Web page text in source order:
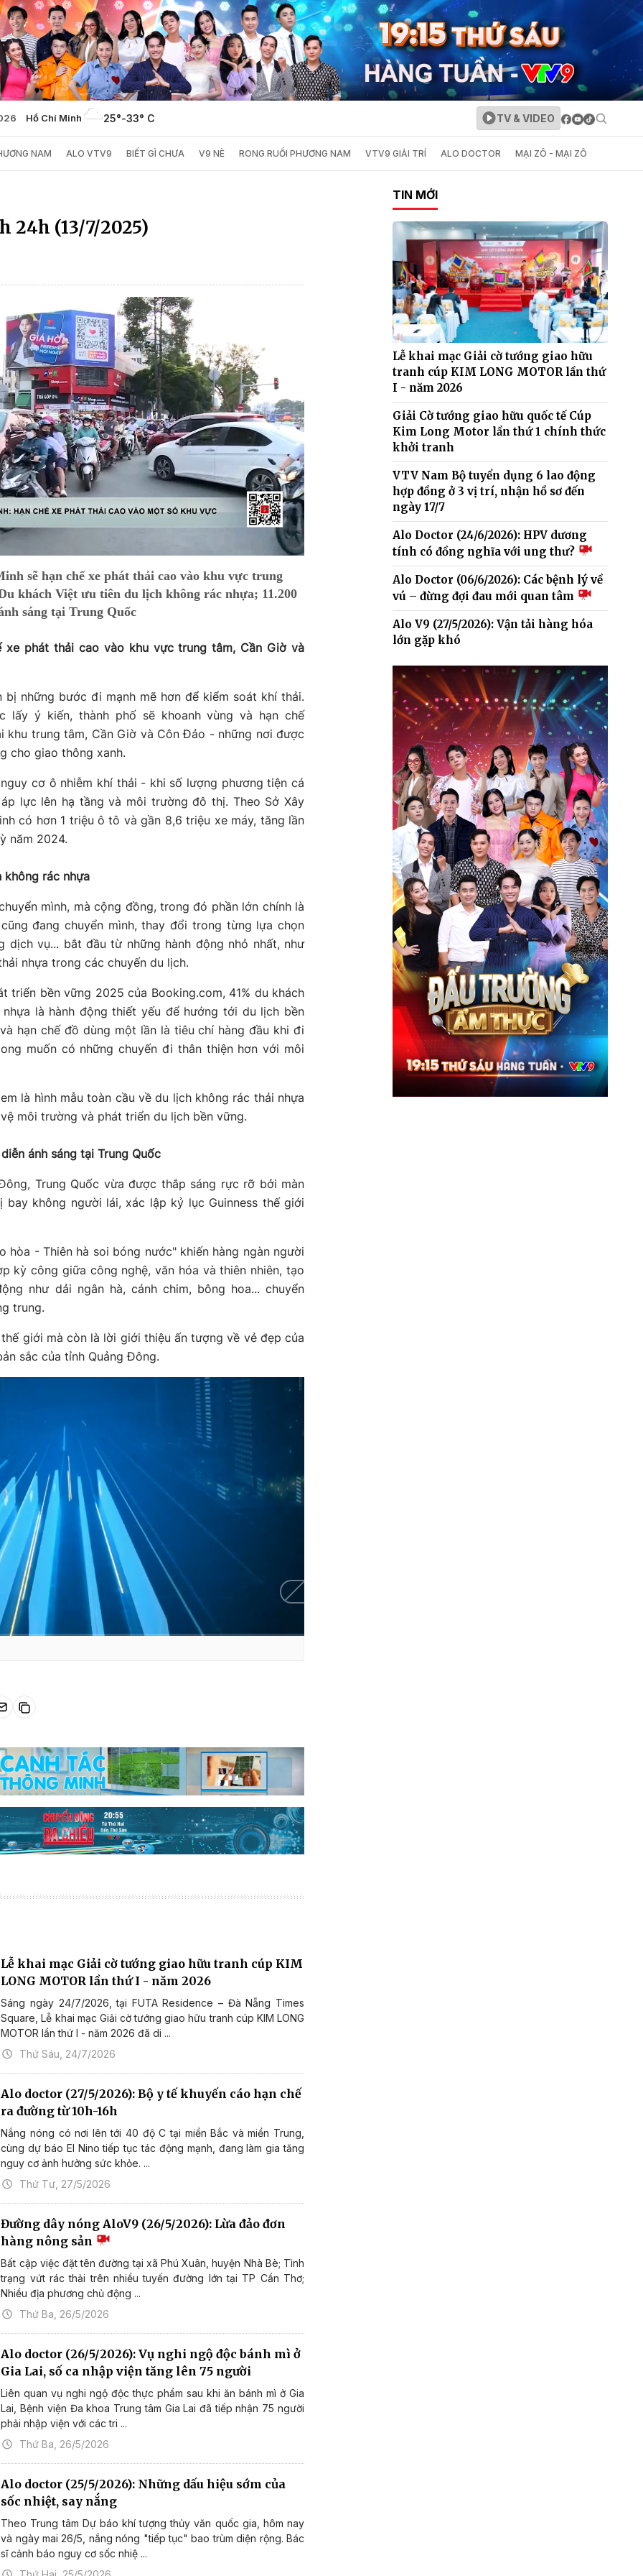
Hồ Chí Minh 25°-33° C TV & VIDEO
NAM ALO VTV9 BIẾT GÌ CHƯA V9 NÈ RONG RUỔI PHƯƠNG NAM VTV9 GIẢI TRÍ ALO DOCTOR MẠI ZÔ - MẠI ZÔ
24h (13/7/2025)
sẽ hạn chế xe phát thải cao vào khu vực trung
khách Việt ưu tiên du lịch không rác nhựa; 11.200
sáng tại Trung Quốc
xe phát thải cao vào khu vực trung tâm, Cần Giờ và
bị những bước đi mạnh mẽ hơn để kiểm soát khí thải.
lấy ý kiến, thành phố sẽ khoanh vùng và hạn chế
khu trung tâm, Cần Giờ và Côn Đảo - những nơi được
cho giao thông xanh.
cơ ô nhiễm khí thải - khi số lượng phương tiện cá
lực lên hạ tầng và môi trường đô thị. Theo Sở Xây
có hơn 1 triệu ô tô và gần 8,6 triệu xe máy, tăng lần
năm 2024.
không rác nhựa
mình, mà cộng đồng, trong đó phần lớn chính là
đang chuyển mình, thay đổi trong từng lựa chọn
dịch vụ... bắt đầu từ những hành động nhỏ nhất, như
nhựa trong các chuyến du lịch.
triển bền vững 2025 của Booking.com, 41% du khách
là hành động thiết yếu để hướng tới du lịch bền
hạn chế đồ dùng một lần là tiêu chí hàng đầu khi đi
muốn có những chuyến đi thân thiện hơn với môi
là hình mẫu toàn cầu về du lịch không rác thải nhựa
môi trường và phát triển du lịch bền vững.
ánh sáng tại Trung Quốc
Trung Quốc vừa được thắp sáng rực rỡ bởi màn
bay không người lái, xác lập kỷ lục Guinness thế giới
hòa - Thiên hà soi bóng nước" khiến hàng ngàn người
kỳ công giữa công nghệ, văn hóa và thiên nhiên, tạo
như dải ngân hà, cánh chim, bông hoa... chuyển
trung.
giới mà còn là lời giới thiệu ấn tượng về vẻ đẹp của
sắc của tỉnh Quảng Đông.
Lễ khai mạc Giải cờ tướng giao hữu tranh cúp KIM
LONG MOTOR lần thứ I - năm 2026
Sáng ngày 24/7/2026, tại FUTA Residence – Đà Nẵng Times
Square, Lễ khai mạc Giải cờ tướng giao hữu tranh cúp KIM LONG
MOTOR lần thứ I - năm 2026 đã di ...
Thứ Sáu, 24/7/2026
Alo doctor (27/5/2026): Bộ y tế khuyến cáo hạn chế
ra đường từ 10h-16h
Nắng nóng có nơi lên tới 40 độ C tại miền Bắc và miền Trung,
cùng dự báo El Nino tiếp tục tác động mạnh, đang làm gia tăng
nguy cơ ảnh hưởng sức khỏe. ...
Thứ Tư, 27/5/2026
Đường dây nóng AloV9 (26/5/2026): Lừa đảo đơn
hàng nông sản
Bất cập việc đặt tên đường tại xã Phú Xuân, huyện Nhà Bè; Tình
trạng vứt rác thải trên nhiều tuyến đường lớn tại TP Cần Thơ;
Nhiều địa phương chủ động ...
Thứ Ba, 26/5/2026
Alo doctor (26/5/2026): Vụ nghi ngộ độc bánh mì ở
Gia Lai, số ca nhập viện tăng lên 75 người
Liên quan vụ nghi ngộ độc thực phẩm sau khi ăn bánh mì ở Gia
Lai, Bệnh viện Đa khoa Trung tâm Gia Lai đã tiếp nhận 75 người
phải nhập viện với các tri ...
Thứ Ba, 26/5/2026
Alo doctor (25/5/2026): Những dấu hiệu sớm của
sốc nhiệt, say nắng
Theo Trung tâm Dự báo khí tượng thủy văn quốc gia, hôm nay
và ngày mai 26/5, nắng nóng "tiếp tục" bao trùm diện rộng. Bác
sĩ cảnh báo nguy cơ sốc nhiệ ...
TIN MỚI
Lễ khai mạc Giải cờ tướng giao hữu
tranh cúp KIM LONG MOTOR lần thứ
I - năm 2026
Giải Cờ tướng giao hữu quốc tế Cúp
Kim Long Motor lần thứ 1 chính thức
khởi tranh
VTV Nam Bộ tuyển dụng 6 lao động
hợp đồng ở 3 vị trí, nhận hồ sơ đến
ngày 17/7
Alo Doctor (24/6/2026): HPV dương
tính có đồng nghĩa với ung thư?
Alo Doctor (06/6/2026): Các bệnh lý về
vú – đừng đợi đau mới quan tâm
Alo V9 (27/5/2026): Vận tải hàng hóa
lớn gặp khó